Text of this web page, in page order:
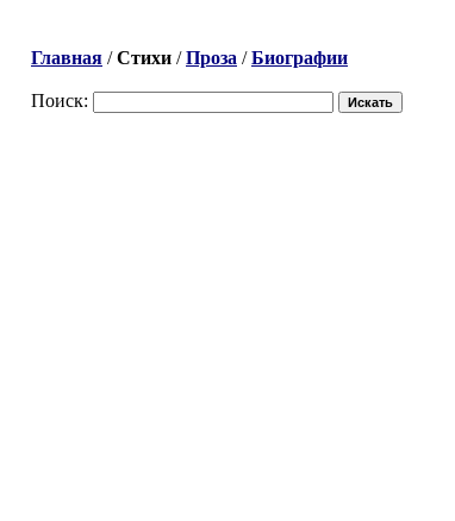
Главная /Стихи /Проза /Биографии
Поиск: